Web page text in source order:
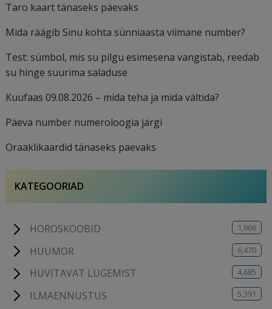
Taro kaart tänaseks päevaks
Mida räägib Sinu kohta sünniaasta viimane number?
Test: sümbol, mis su pilgu esimesena vangistab, reedab
su hinge suurima saladuse
Kuufaas 09.08.2026 – mida teha ja mida vältida?
Päeva number numeroloogia järgi
Oraaklikaardid tänaseks päevaks
KATEGOORIAD
HOROSKOOBID 1,966
HUUMOR 6,470
HUVITAVAT LUGEMIST 4,685
ILMAENNUSTUS 5,391